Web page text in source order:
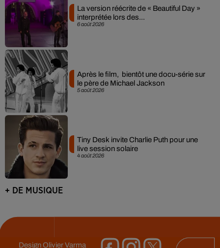
6 août 2026
La version réécrite de « Beautiful Day »
interprétée lors des...
5 août 2026
Après le film, bientôt une docu-série sur
le père de Michael Jackson
4 août 2026
Tiny Desk invite Charlie Puth pour une
live session solaire
+ DE MUSIQUE
DesignOlivier Varma